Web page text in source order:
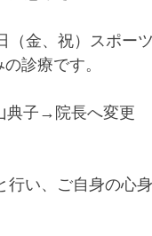
（金、祝）スポー
診療です。
典子→院長へ変更
い、ご自身の心